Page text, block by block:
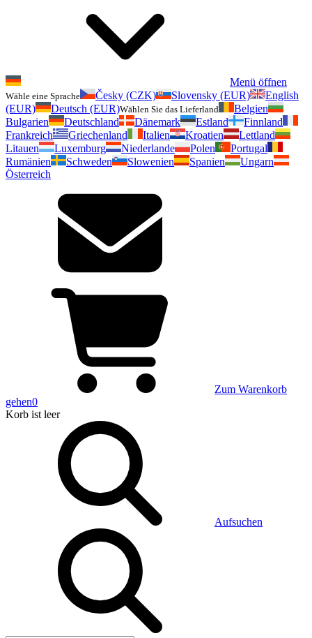
Menü öffnen
Wähle eine Sprache Česky (CZK) Slovensky (EUR)
English
(EUR)
Deutsch (EUR)Wählen Sie das Lieferland
Belgien
Bulgarien
Deutschland Dänemark Estland
Finnland
Frankreich
Griechenland Italien Kroatien
Lettland
Litauen
Luxemburg Niederlande Polen
Portugal
Rumänien
Schweden Slowenien Spanien
Ungarn
Österreich
Zum Warenkorb
gehen0
Korb ist leer
Aufsuchen